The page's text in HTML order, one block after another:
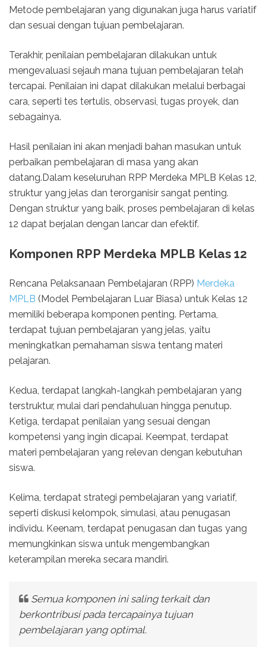
Metode pembelajaran yang digunakan juga harus variatif
dan sesuai dengan tujuan pembelajaran.
Terakhir, penilaian pembelajaran dilakukan untuk
mengevaluasi sejauh mana tujuan pembelajaran telah
tercapai. Penilaian ini dapat dilakukan melalui berbagai
cara, seperti tes tertulis, observasi, tugas proyek, dan
sebagainya.
Hasil penilaian ini akan menjadi bahan masukan untuk
perbaikan pembelajaran di masa yang akan
datang.Dalam keseluruhan RPP Merdeka MPLB Kelas 12,
struktur yang jelas dan terorganisir sangat penting.
Dengan struktur yang baik, proses pembelajaran di kelas
12 dapat berjalan dengan lancar dan efektif.
Komponen RPP Merdeka MPLB Kelas 12
Rencana Pelaksanaan Pembelajaran (RPP) Merdeka
MPLB (Model Pembelajaran Luar Biasa) untuk Kelas 12
memiliki beberapa komponen penting. Pertama,
terdapat tujuan pembelajaran yang jelas, yaitu
meningkatkan pemahaman siswa tentang materi
pelajaran.
Kedua, terdapat langkah-langkah pembelajaran yang
terstruktur, mulai dari pendahuluan hingga penutup.
Ketiga, terdapat penilaian yang sesuai dengan
kompetensi yang ingin dicapai. Keempat, terdapat
materi pembelajaran yang relevan dengan kebutuhan
siswa.
Kelima, terdapat strategi pembelajaran yang variatif,
seperti diskusi kelompok, simulasi, atau penugasan
individu. Keenam, terdapat penugasan dan tugas yang
memungkinkan siswa untuk mengembangkan
keterampilan mereka secara mandiri.
Semua komponen ini saling terkait dan
berkontribusi pada tercapainya tujuan
pembelajaran yang optimal.